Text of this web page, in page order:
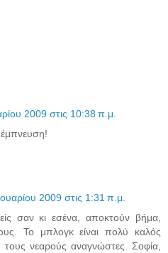
2009 στις 10:38 π.μ.
2009 στις 1:31 π.μ.
σαν κι εσένα, αποκτούν βήμα,
Το μπλογκ είναι πολύ καλός
τους νεαρούς αναγνώστες. Σοφία,